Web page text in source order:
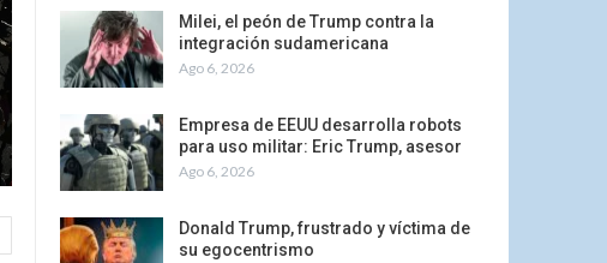
Milei, el peón de Trump contra la
integración sudamericana
Ago 6, 2026
Empresa de EEUU desarrolla robots
para uso militar: Eric Trump, asesor
Ago 6, 2026
Donald Trump, frustrado y víctima de
su egocentrismo